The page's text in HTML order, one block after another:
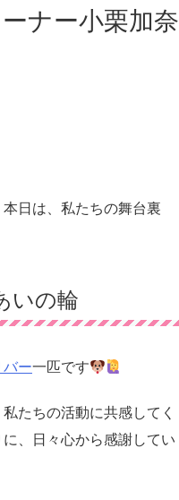
ナー小栗加奈
日は、私たちの舞台裏
いの輪
ー一匹です
たちの活動に共感してく
、日々心から感謝してい